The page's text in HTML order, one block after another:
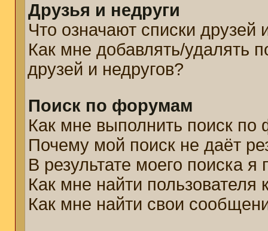
Друзья и недруги
Что означают списки друзей
Как мне добавлять/удалять
друзей и недругов?
Поиск по форумам
Как мне выполнить поиск
Почему мой поиск не даёт
В результате моего поиска
Как мне найти пользователя
Как мне найти свои